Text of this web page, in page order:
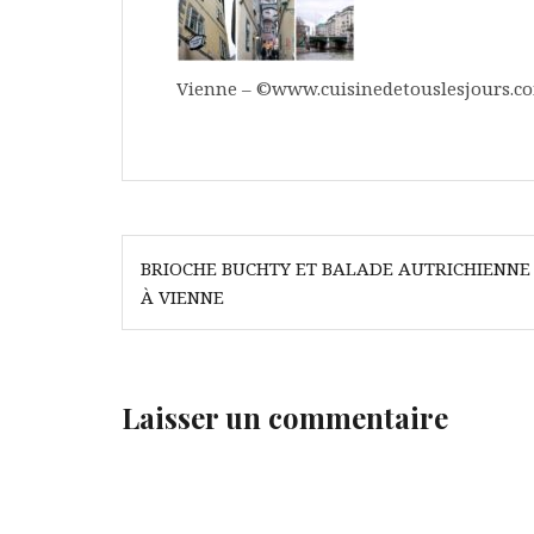
Vienne –
Navigation
de
l’article
BRIOCHE BUCHTY ET BALADE AUTRICHIENNE
À VIENNE
Laisser un commentaire